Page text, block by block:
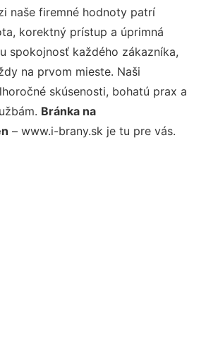
naše firemné hodnoty patrí
korektný prístup a úprimná
spokojnosť každého zákazníka,
na prvom mieste. Naši
skúsenosti, bohatú prax a
Bránka na
– www.i-brany.sk je tu pre vás.